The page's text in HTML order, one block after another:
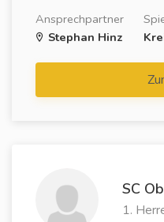
Ansprechpartner
Stephan Hinz
SC
1.